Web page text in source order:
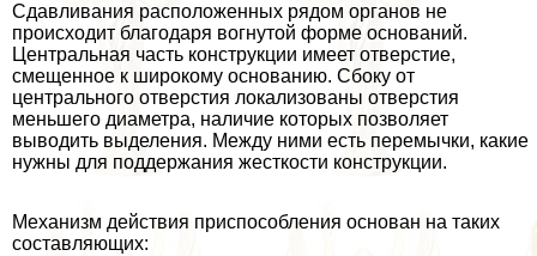
Сдавливания расположенных рядом органов не
происходит благодаря вогнутой форме оснований.
Центральная часть конструкции имеет отверстие,
смещенное к широкому основанию. Сбоку от
центрального отверстия локализованы отверстия
меньшего диаметра, наличие которых позволяет
выводить выделения. Между ними есть перемычки, какие
нужны для поддержания жесткости конструкции.
Механизм действия приспособления основан на таких
составляющих: